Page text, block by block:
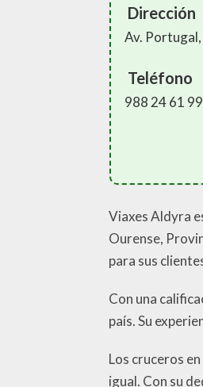
Dirección
Av.
Teléfono
988 24 61 99
Viaxes Aldyra
Ourense,
para sus
Con una
país. Su
Los cruceros
igual. Con su